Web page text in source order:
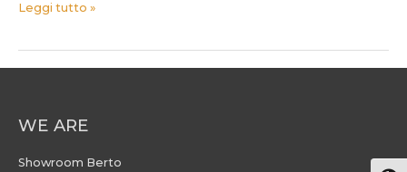
Leggi tutto »
WE ARE
Showroom Berto